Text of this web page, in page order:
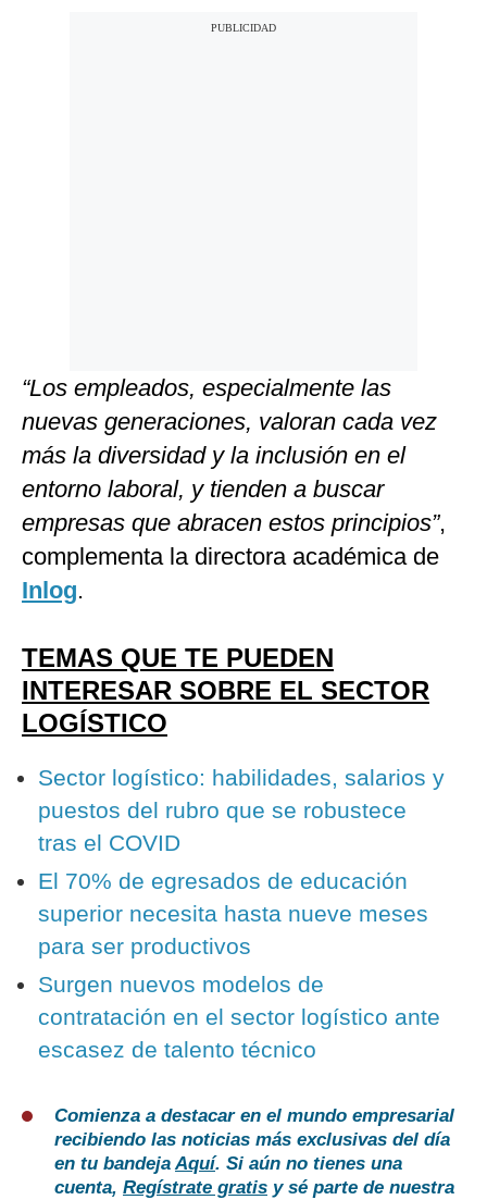
“Los empleados, especialmente las
nuevas generaciones, valoran cada vez
más la diversidad y la inclusión en el
entorno laboral, y tienden a buscar
empresas que abracen estos principios”,
complementa la directora académica de
Inlog.
TEMAS QUE TE PUEDEN
INTERESAR SOBRE EL SECTOR
LOGÍSTICO
Sector logístico: habilidades, salarios y
puestos del rubro que se robustece
tras el COVID
El 70% de egresados de educación
superior necesita hasta nueve meses
para ser productivos
Surgen nuevos modelos de
contratación en el sector logístico ante
escasez de talento técnico
Comienza a destacar en el mundo empresarial
recibiendo las noticias más exclusivas del día
en tu bandejaAquí. Si aún no tienes una
cuenta, Regístrate gratis y sé parte de nuestra